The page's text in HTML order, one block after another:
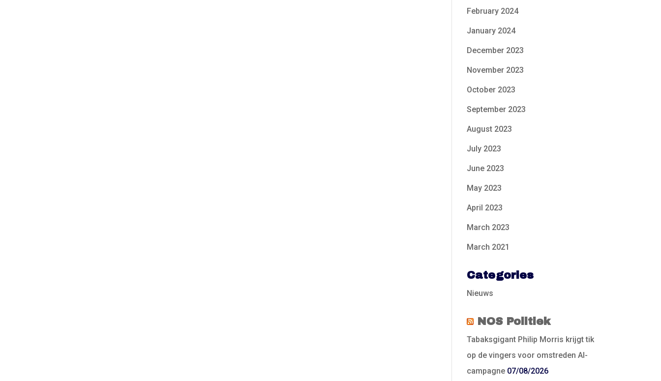
February 2024
January 2024
December 2023
November 2023
October 2023
September 2023
August 2023
July 2023
June 2023
May 2023
April 2023
March 2023
March 2021
Categories
Nieuws
NOS Politiek
Tabaksgigant Philip Morris krijgt tik
op de vingers voor omstreden AI-
campagne 07/08/2026